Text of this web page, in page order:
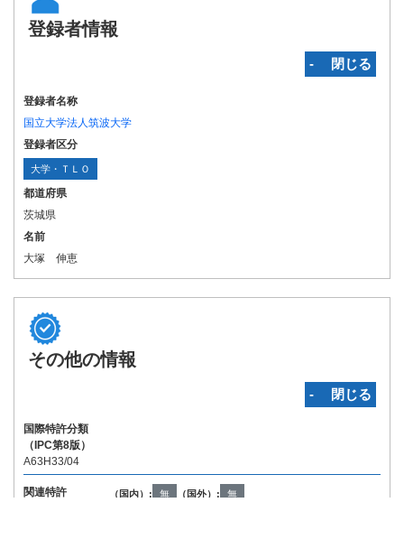
登録者情報
‐ 閉じる
登録者名称
国立大学法人筑波大学
登録者区分
大学・ＴＬＯ
都道府県
茨城県
名前
大塚 伸恵
その他の情報
‐ 閉じる
国際特許分類
（IPC第8版）
A63H33/04
関連特許 （国内）: 無 （国外）: 無